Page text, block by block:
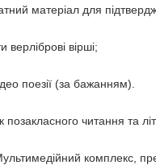
матеріал для
верліброві вірші;
поезії (за бажанням).
позакласного читання та
комплекс,